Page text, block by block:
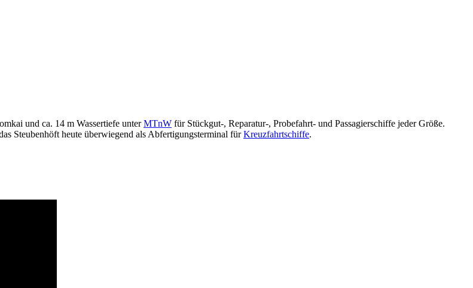
und ca. 14 m Wassertiefe unterMTnW für Stückgut-, Reparatur-, Probefahrt- und Passagierschiffe jeder Größe.
Steubenhöft heute überwiegend als Abfertigungsterminal fürKreuzfahrtschiffe.